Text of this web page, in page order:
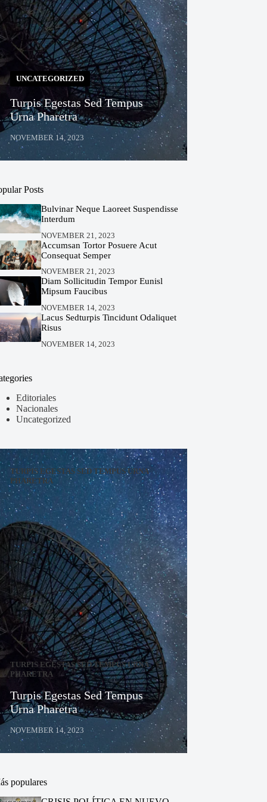
UNCATEGORIZED
Turpis Egestas Sed Tempus
Urna Pharetra
NOVEMBER 14, 2023
Posts
Bulvinar Neque Laoreet Suspendisse
Interdum
NOVEMBER 21, 2023
Accumsan Tortor Posuere Acut
Consequat Semper
NOVEMBER 21, 2023
Diam Sollicitudin Tempor Eunisl
Mipsum Faucibus
NOVEMBER 14, 2023
Lacus Sedturpis Tincidunt Odaliquet
Risus
NOVEMBER 14, 2023
Editoriales
Nacionales
Uncategorized
TURPIS EGESTAS SED TEMPUS URNA
PHARETRA
TURPIS EGESTAS SED TEMPUS URNA
PHARETRA
Turpis Egestas Sed Tempus
Urna Pharetra
NOVEMBER 14, 2023
populares